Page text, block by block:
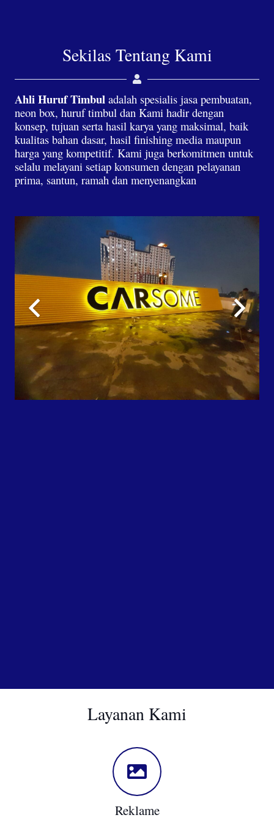
Sekilas Tentang Kami
Ahli Huruf Timbul adalah spesialis jasa pembuatan,
neon box, huruf timbul dan Kami hadir dengan
konsep, tujuan serta hasil karya yang maksimal, baik
kualitas bahan dasar, hasil finishing media maupun
harga yang kompetitif. Kami juga berkomitmen untuk
selalu melayani setiap konsumen dengan pelayanan
prima, santun, ramah dan menyenangkan
Layanan Kami
Reklame